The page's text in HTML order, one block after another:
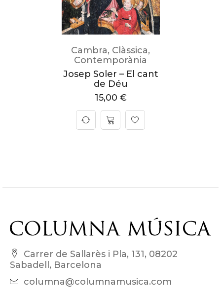
Cambra, Clàssica,
Contemporània
Josep Soler – El cant
de Déu
15,00 €
Carrer de Sallarès i Pla, 131, 08202
Sabadell, Barcelona
columna@columnamusica.com